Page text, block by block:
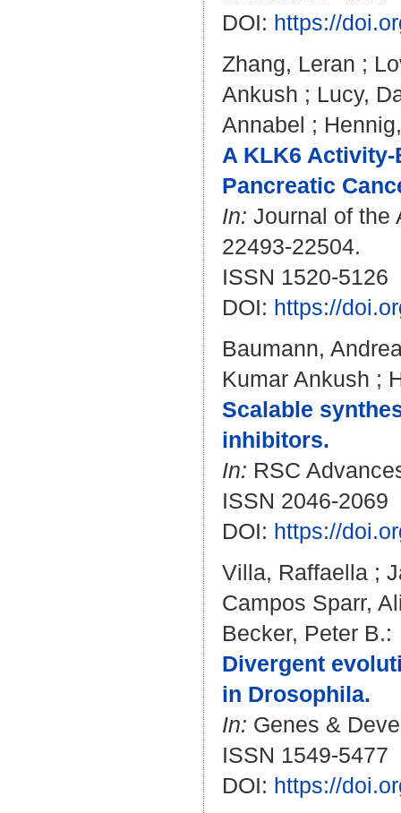
DOI: https://
Zhang, Leran ;
Ankush ; Lucy,
Annabel ;
A KLK6
Pancreatic
In: Journal of the
22493-22504.
ISSN 1520-5126
DOI: https://
Baumann,
Kumar Ankush ;
Scalable
inhibitors.
In: RSC
ISSN 2046-2069
DOI: https://
Villa, Raffaella ;
Campos Sparr,
Becker, Peter B.:
Divergent
in Drosophila.
In: Genes &
ISSN 1549-5477
DOI: https://